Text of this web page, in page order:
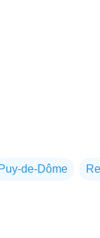
Puy-de-Dôme